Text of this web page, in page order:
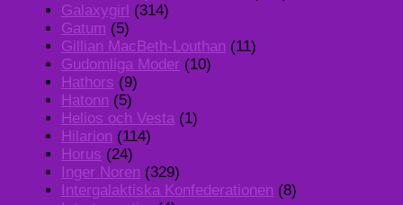
Galaxygirl (314)
Gatum (5)
Gillian MacBeth-Louthan (11)
Gudomliga Moder (10)
Hathors (9)
Hatonn (5)
Helios och Vesta (1)
Hilarion (114)
Horus (24)
Inger Noren (329)
Intergalaktiska Konfederationen (8)